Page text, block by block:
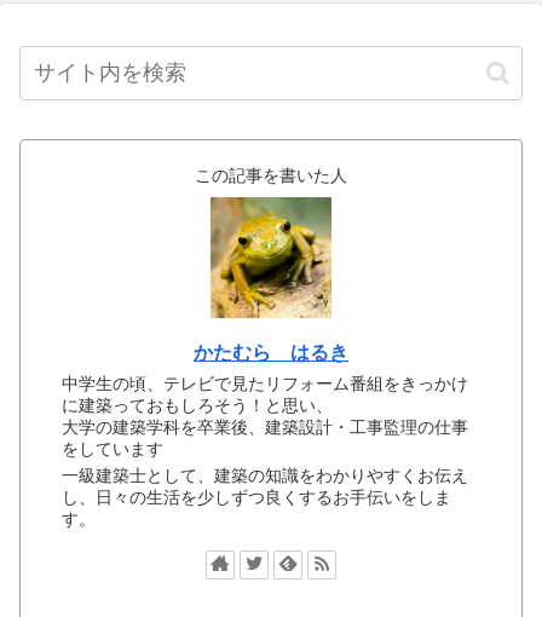
この記事を書いた人
かたむら はるき
中学生の頃、テレビで見たリフォーム番組をきっかけ
に建築っておもしろそう！と思い、
大学の建築学科を卒業後、建築設計・工事監理の仕事
をしています
一級建築士として、建築の知識をわかりやすくお伝え
し、日々の生活を少しずつ良くするお手伝いをしま
す。